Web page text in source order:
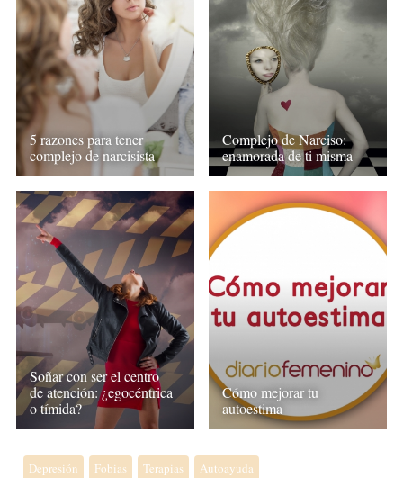
5 razones para tener
complejo de narcisista
Complejo de Narciso:
enamorada de ti misma
Soñar con ser el centro
de atención: ¿egocéntrica
o tímida?
Cómo mejorar tu
autoestima
Depresión Fobias Terapias Autoayuda